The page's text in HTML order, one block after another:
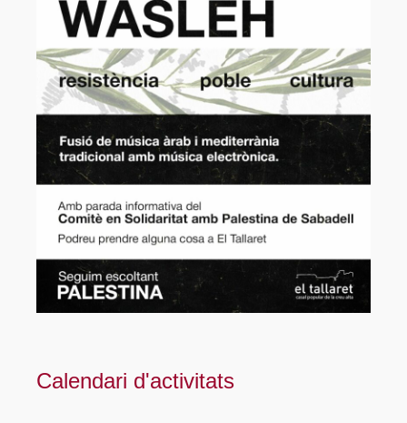
Calendari d'activitats